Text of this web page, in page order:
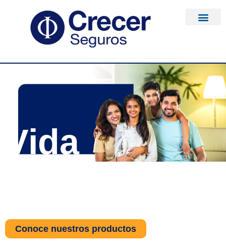
Vida
Conoce nuestros productos